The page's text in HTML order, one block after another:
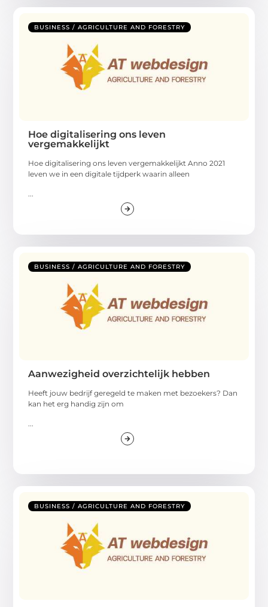
BUSINESS / AGRICULTURE AND FORESTRY
Hoe digitalisering ons leven
vergemakkelijkt
Hoe digitalisering ons leven vergemakkelijkt Anno 2021
leven we in een digitale tijdperk waarin alleen
BUSINESS / AGRICULTURE AND FORESTRY
Aanwezigheid overzichtelijk hebben
Heeft jouw bedrijf geregeld te maken met bezoekers? Dan
kan het erg handig zijn om
BUSINESS / AGRICULTURE AND FORESTRY